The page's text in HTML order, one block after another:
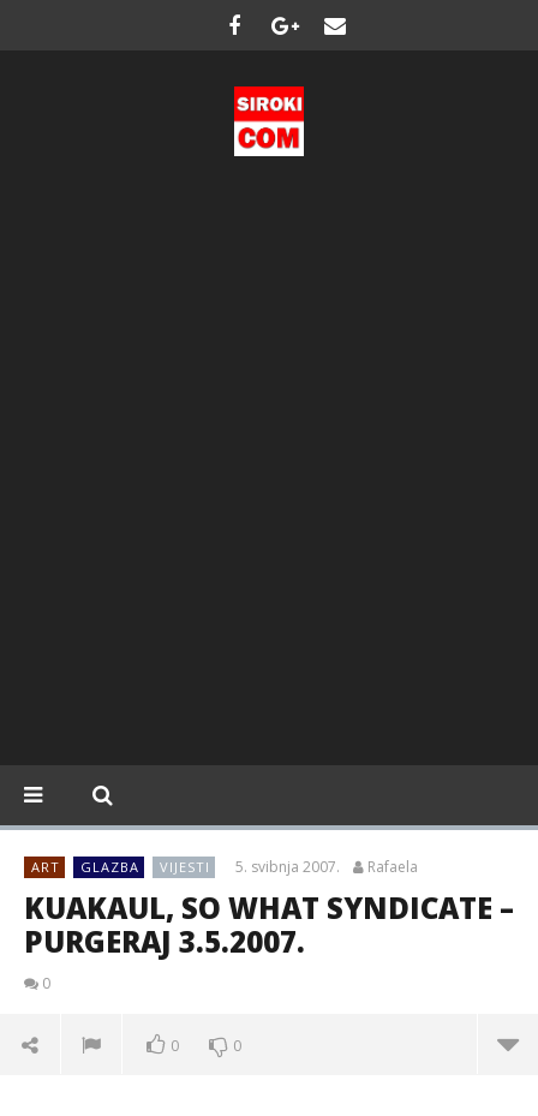
ART GLAZBA VIJESTI 5. svibnja 2007. Rafaela
KUAKAUL, SO WHAT SYNDICATE –
PURGERAJ 3.5.2007.
0
0 0